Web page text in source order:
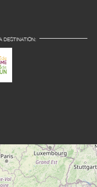
DESTINATION: